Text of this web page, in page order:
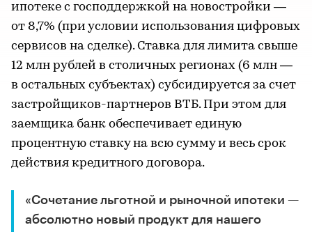
ипотеке с господдержкой на новостройки —
от 8,7% (при условии использования цифровых
сервисов на сделке). Ставка для лимита свыше
12 млн рублей в столичных регионах (6 млн —
в остальных субъектах) субсидируется за счет
застройщиков-партнеров ВТБ. При этом для
заемщика банк обеспечивает единую
процентную ставку на всю сумму и весь срок
действия кредитного договора.
«Сочетание льготной и рыночной ипотеки —
абсолютно новый продукт для нашего